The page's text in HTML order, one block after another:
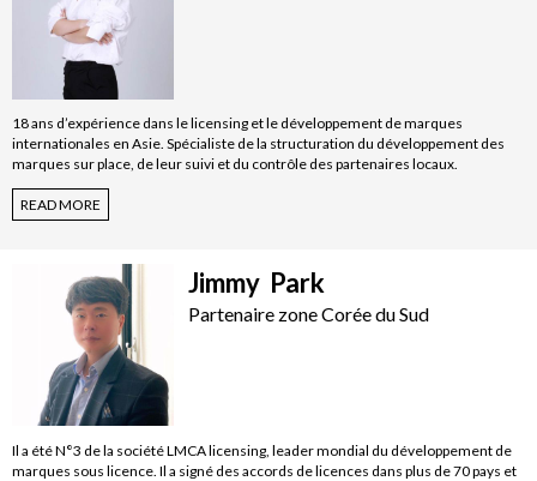
18 ans d’expérience dans le licensing et le développement de marques
internationales en Asie. Spécialiste de la structuration du développement des
marques sur place, de leur suivi et du contrôle des partenaires locaux.
READ MORE
Jimmy Park
Partenaire zone Corée du Sud
Il a été N°3 de la société LMCA licensing, leader mondial du développement de
marques sous licence. Il a signé des accords de licences dans plus de 70 pays et